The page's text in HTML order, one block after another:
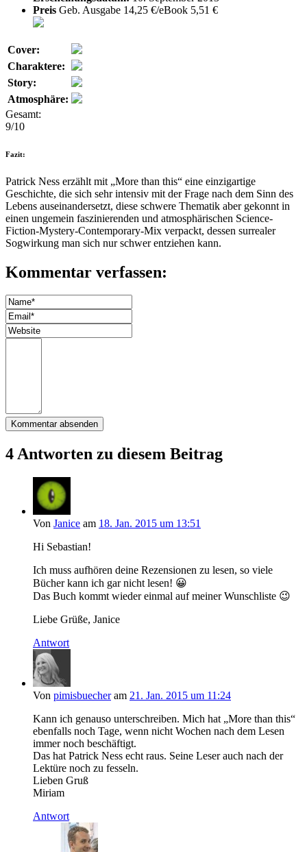
Preis Geb. Ausgabe 14,25 €/eBook 5,51 €
Cover:
Charaktere:
Story:
Atmosphäre:
Gesamt:
9/10
Fazit:
Patrick Ness erzählt mit „More than this“ eine einzigartige
Geschichte, die sich sehr intensiv mit der Frage nach dem Sinn des
Lebens auseinandersetzt, diese schwere Thematik aber gekonnt in
einen ungemein faszinierenden und atmosphärischen Science-
Fiction-Mystery-Contemporary-Mix verpackt, dessen surrealer
Sogwirkung man sich nur schwer entziehen kann.
Kommentar verfassen:
4 Antworten zu diesem Beitrag
Von Janice am 18. Jan. 2015 um 13:51
Hi Sebastian!
Ich muss aufhören deine Rezensionen zu lesen, so viele
Bücher kann ich gar nicht lesen! 😀
Das Buch kommt wieder einmal auf meiner Wunschliste 😉
Liebe Grüße, Janice
Antwort
Von pimisbuecheram 21. Jan. 2015 um 11:24
Kann ich genauso unterschreiben. Mich hat „More than this“
ebenfalls noch Tage, wenn nicht Wochen nach dem Lesen
immer noch beschäftigt.
Das hat Patrick Ness echt raus. Seine Leser auch nach der
Lektüre noch zu fesseln.
Lieben Gruß
Miriam
Antwort